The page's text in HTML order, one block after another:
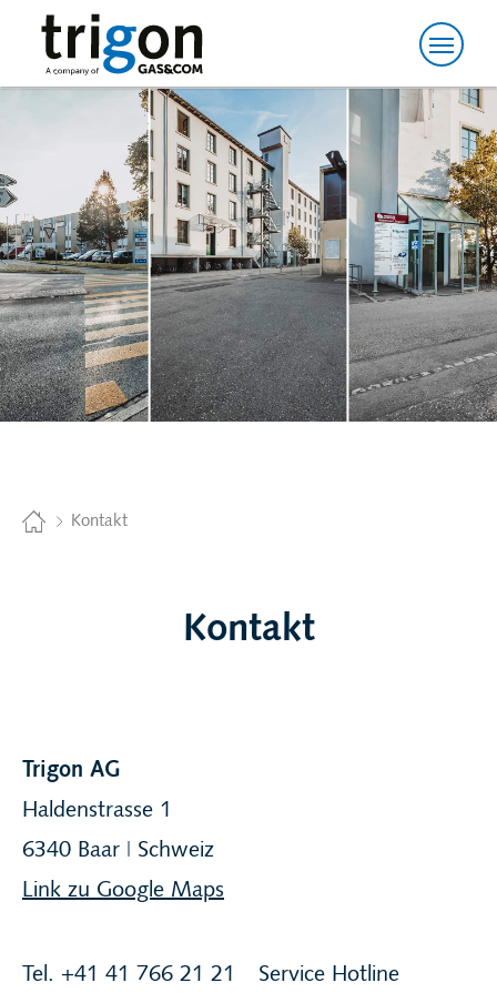
Trigon AG
Home Kontakt
Kontakt
Trigon AG
Haldenstrasse 1
6340 Baar ǀ Schweiz
Link zu Google Maps
Tel. +41 41 766 21 21
Service Hotline